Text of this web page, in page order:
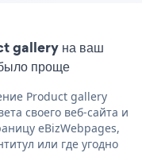
gallery на ваш
проще
Product gallery
своего веб-сайта и
eBizWebpages,
или где угодно